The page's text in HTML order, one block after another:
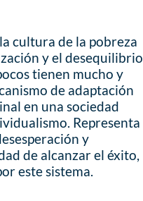
cultura de la pobreza
y el desequilibrio
tienen mucho y
de adaptación
en una sociedad
Representa
y
de alcanzar el éxito,
este sistema.